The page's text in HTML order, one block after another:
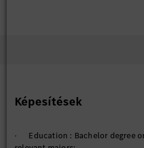
Képesítések
· Education : Bachelor degree